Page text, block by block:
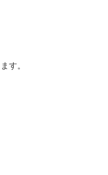
す。